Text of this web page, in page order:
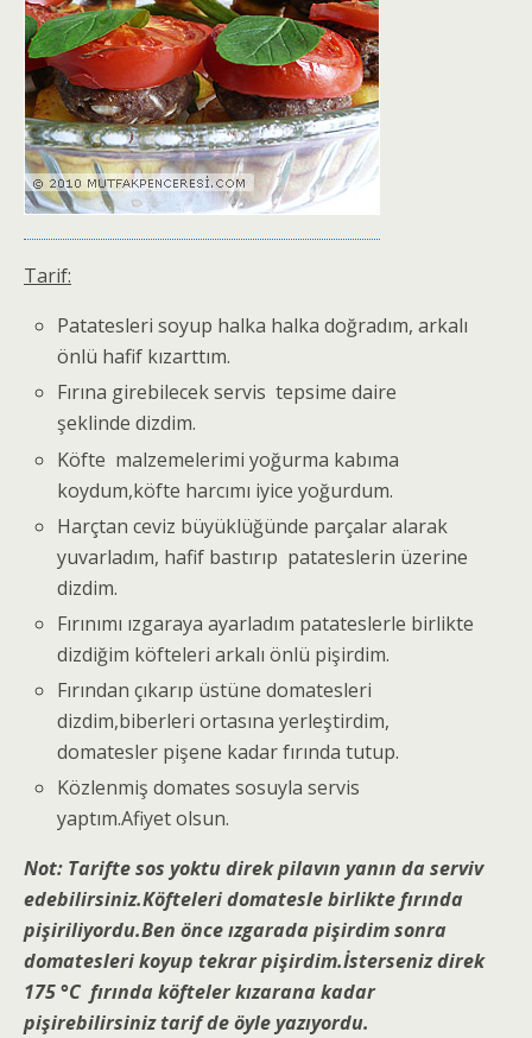
Tarif:
Patatesleri soyup halka halka doğradım, arkalı
önlü hafif kızarttım.
Fırına girebilecek servis tepsime daire
şeklinde dizdim.
Köfte malzemelerimi yoğurma kabıma
koydum,köfte harcımı iyice yoğurdum.
Harçtan ceviz büyüklüğünde parçalar alarak
yuvarladım, hafif bastırıp patateslerin üzerine
dizdim.
Fırınımı ızgaraya ayarladım patateslerle birlikte
dizdiğim köfteleri arkalı önlü pişirdim.
Fırından çıkarıp üstüne domatesleri
dizdim,biberleri ortasına yerleştirdim,
domatesler pişene kadar fırında tutup.
Közlenmiş domates sosuyla servis
yaptım.Afiyet olsun.
Not: Tarifte sos yoktu direk pilavın yanın da serviv
edebilirsiniz.Köfteleri domatesle birlikte fırında
pişiriliyordu.Ben önce ızgarada pişirdim sonra
domatesleri koyup tekrar pişirdim.İsterseniz direk
175 °C fırında köfteler kızarana kadar
pişirebilirsiniz tarif de öyle yazıyordu.